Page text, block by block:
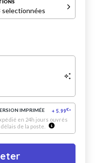
selectionnées
IMPRIMÉE + 5.99€*
en 24h jours ouvrés
délais de la poste.